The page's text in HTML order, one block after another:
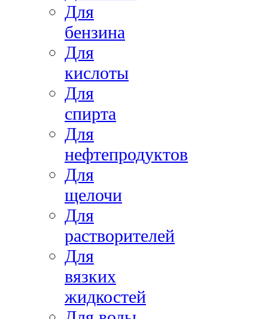
Для
бензина
Для
кислоты
Для
спирта
Для
нефтепродуктов
Для
щелочи
Для
растворителей
Для
вязких
жидкостей